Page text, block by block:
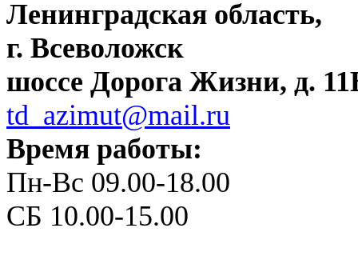
Ленинградская область,
г. Всеволожск
шоссе Дорога Жизни, д.
td_azimut@mail.ru
Время работы:
Пн-Вс 09.00-18.00
СБ 10.00-15.00